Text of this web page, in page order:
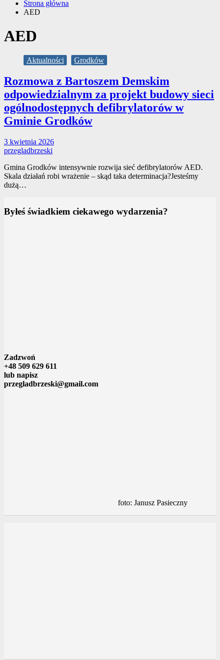
Strona główna
AED
AED
Aktualności Grodków
Rozmowa z Bartoszem Demskim
odpowiedzialnym za projekt budowy sieci
ogólnodostępnych defibrylatorów w
Gminie Grodków
3 kwietnia 2026
przegladbrzeski
Gmina Grodków intensywnie rozwija sieć defibrylatorów AED.
Skala działań robi wrażenie – skąd taka determinacja?Jesteśmy
dużą…
Byłeś świadkiem ciekawego wydarzenia?
Zadzwoń
+48 509 629 611
lub napisz
przegladbrzeski@gmail.com
foto: Janusz Pasieczny